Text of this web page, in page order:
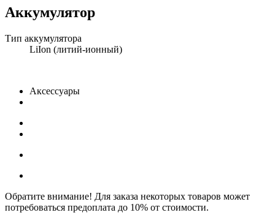
Аккумулятор
Тип аккумулятора
LiIon (литий-ионный)
Аксессуары
Обратите внимание! Для заказа некоторых товаров может
потребоваться предоплата до 10% от стоимости.